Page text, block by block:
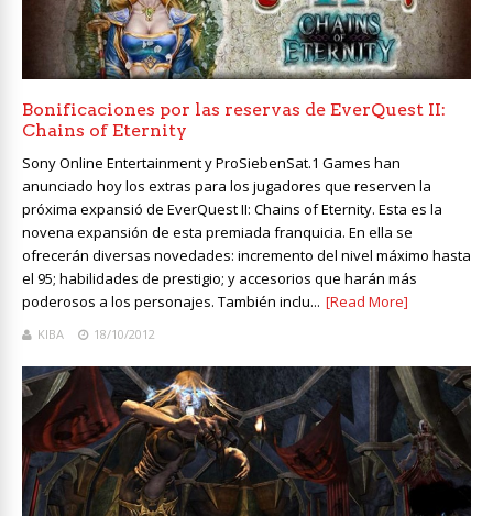
Bonificaciones por las reservas de EverQuest II:
Chains of Eternity
Sony Online Entertainment y ProSiebenSat.1 Games han
anunciado hoy los extras para los jugadores que reserven la
próxima expansió de EverQuest II: Chains of Eternity. Esta es la
novena expansión de esta premiada franquicia. En ella se
ofrecerán diversas novedades: incremento del nivel máximo hasta
el 95; habilidades de prestigio; y accesorios que harán más
poderosos a los personajes. También inclu... [Read More]
KIBA 18/10/2012